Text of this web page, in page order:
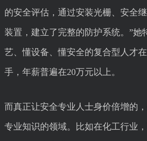
的安全评估，通过安装光栅、安全
装置，建立了完整的防护系统。”她
艺、懂设备、懂安全的复合型人才
手，年薪普遍在20万元以上。
而真正让安全专业人士身价倍增的
专业知识的领域。比如在化工行业